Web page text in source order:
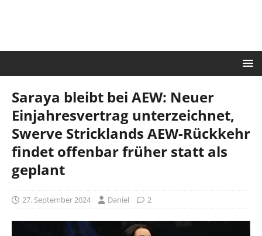
Saraya bleibt bei AEW: Neuer
Einjahresvertrag unterzeichnet,
Swerve Stricklands AEW-Rückkehr
findet offenbar früher statt als
geplant
27. September 2024 Daniel 2